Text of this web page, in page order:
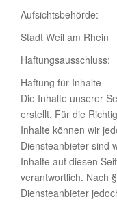
Aufsichtsbehörde:
Stadt Weil am Rhein
Haftungsausschluss:
Haftung für Inhalte
Die Inhalte unserer
erstellt. Für die
Inhalte können wir
Diensteanbieter sind
Inhalte auf diesen
verantwortlich. Nach
Diensteanbieter